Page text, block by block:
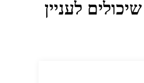
לעניין